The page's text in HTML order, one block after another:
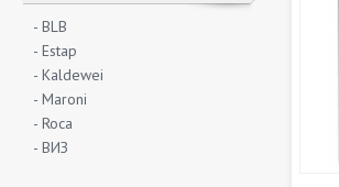
- BLB
- Estap
- Kaldewei
- Maroni
- Roca
- ВИЗ